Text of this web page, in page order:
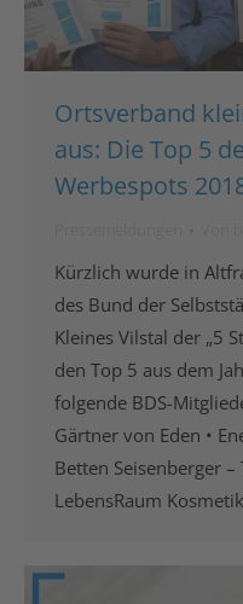
Ortsverband
aus: Die Top 5
Werbespots
Kürzlich wurde in
des Bund der
Kleines Vilstal der „5
den Top 5 aus dem
folgende BDS-
Gärtner von Eden •
Betten Seisenberger
LebensRaum